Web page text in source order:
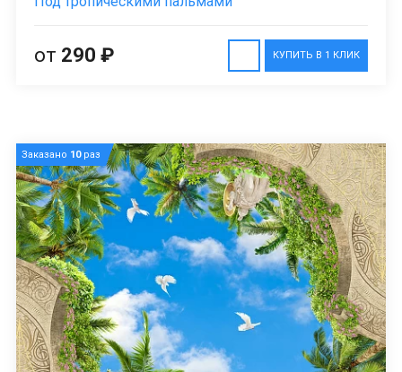
КУПИТЬ В 1 КЛИК
от 290 ₽
Заказано 10раз